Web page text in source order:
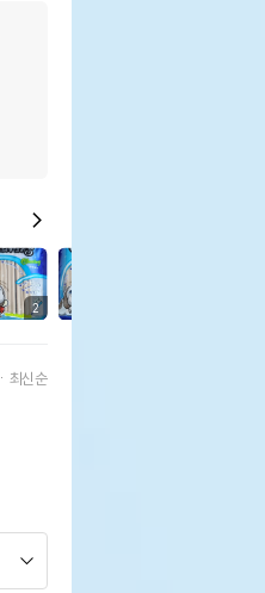
2
최신순